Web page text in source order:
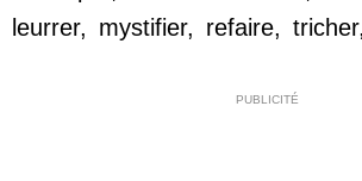
leurrer, mystifier, refaire, tricher,
PUBLICITÉ